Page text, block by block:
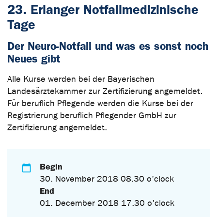
23. Erlanger Notfallmedizinische
Tage
Der Neuro-Notfall und was es sonst noch
Neues gibt
Alle Kurse werden bei der Bayerischen
Landesärztekammer zur Zertifizierung angemeldet.
Für beruflich Pflegende werden die Kurse bei der
Registrierung beruflich Pflegender GmbH zur
Zertifizierung angemeldet.
Begin
30. November 2018 08.30 o'clock
End
01. December 2018 17.30 o'clock